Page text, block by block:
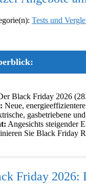
Tests und
Black Friday 2026
Neue,
gasbetriebene
Angesichts steigender
Sie Black Friday
Friday 2026: